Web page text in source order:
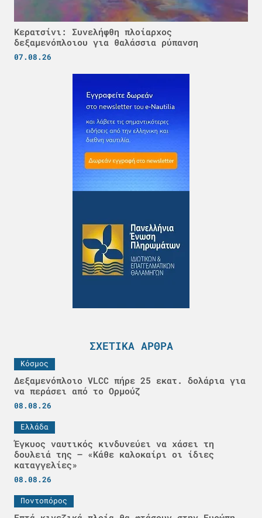
Κερατσίνι: Συνελήφθη πλοίαρχος
δεξαμενόπλοιου για θαλάσσια ρύπανση
07.08.26
ΣΧΕΤΙΚΆ ΆΡΘΡΑ
Κόσμος
Δεξαμενόπλοιο VLCC πήρε 25 εκατ. δολάρια για
να περάσει από το Ορμούζ
08.08.26
Ελλάδα
Έγκυος ναυτικός κινδυνεύει να χάσει τη
δουλειά της – «Κάθε καλοκαίρι οι ίδιες
καταγγελίες»
08.08.26
Ποντοπόρος